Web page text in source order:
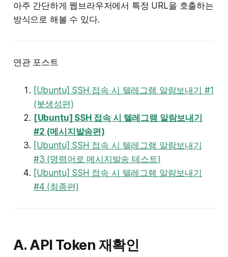
아주 간단하게 웹브라우저에서 특정 URL을 호출하는
방식으로 해볼 수 있다.
연관 포스트
[Ubuntu] SSH 접속 시 텔레그램 알람보내기 #1
(봇생성편)
[Ubuntu] SSH 접속 시 텔레그램 알람보내기
#2 (메시지발송편)
[Ubuntu] SSH 접속 시 텔레그램 알람보내기
#3 (명령어로 메시지발송 테스트)
[Ubuntu] SSH 접속 시 텔레그램 알람보내기
#4 (최종편)
A. API Token 재확인